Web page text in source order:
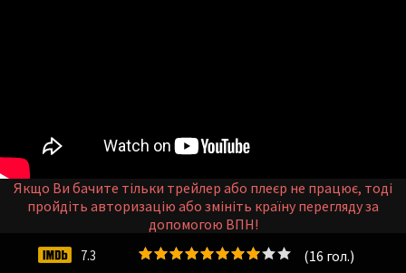
(16 гол.)
7.3
Якщо Ви бачите тільки трейлер або плеєр не працює, тоді
пройдіть авторизацію або змініть країну перегляду за
допомогою ВПН!